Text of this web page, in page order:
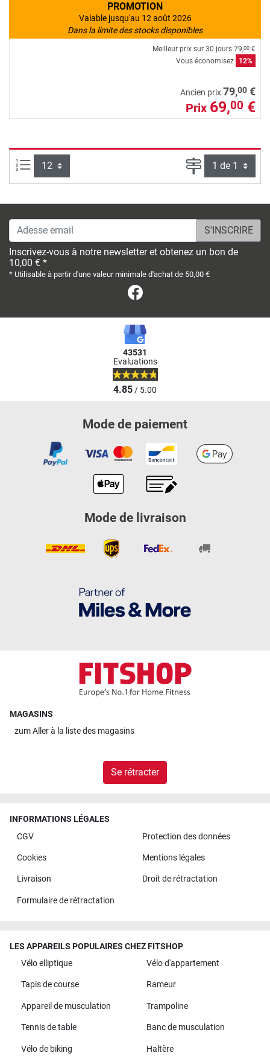
PROMOTION
Valable jusqu'au 12 août 2026
Dans la limite des stocks disponibles
Meilleur prix sur 30 jours 79,00 €
Vous économisez
12%
Ancien prix79,00 €
Prix 69,00 €
Articles par page : Page
Adesse email
Inscrivez-vous à notre newsletter et obtenez un bon de
10,00 € *
* Utilisable à partir d'une valeur minimale d'achat de 50,00 €
43531
Evaluations
4.85/ 5.00
Mode de paiement
Mode de livraison
MAGASINS
zumAller à la liste des magasins
Se rétracter
INFORMATIONS LÉGALES
CGV
Protection des données
Cookies Mentions légales
Livraison Droit de rétractation
Formulaire de rétractation
LES APPAREILS POPULAIRES CHEZ FITSHOP
Vélo elliptique
Vélo d'appartement
Tapis de course Rameur
Appareil de musculation Trampoline
Tennis de table Banc de musculation
Vélo de biking Haltère